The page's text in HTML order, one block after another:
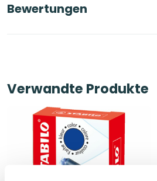
Bewertungen
Verwandte Produkte